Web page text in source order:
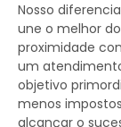
Nosso
une o melhor
proximidade
um
objetivo
menos
alcançar o